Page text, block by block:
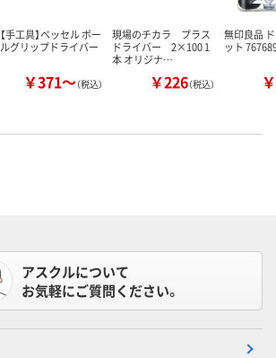
【手工具】ベッセル ボー
ルグリップドライバー
￥371～（税込）
現場のチカラ プラス
ドライバー 2×100 1
本 オリジナ…
￥226（税込）
無印良品
ット
アスクルについて
お気軽にご質問ください。